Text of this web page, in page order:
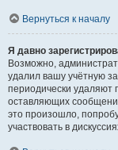
Вернуться к началу
Я давно
Возможно,
удалил вашу учётную
периодически удаляют
оставляющих
это произошло,
участвовать в